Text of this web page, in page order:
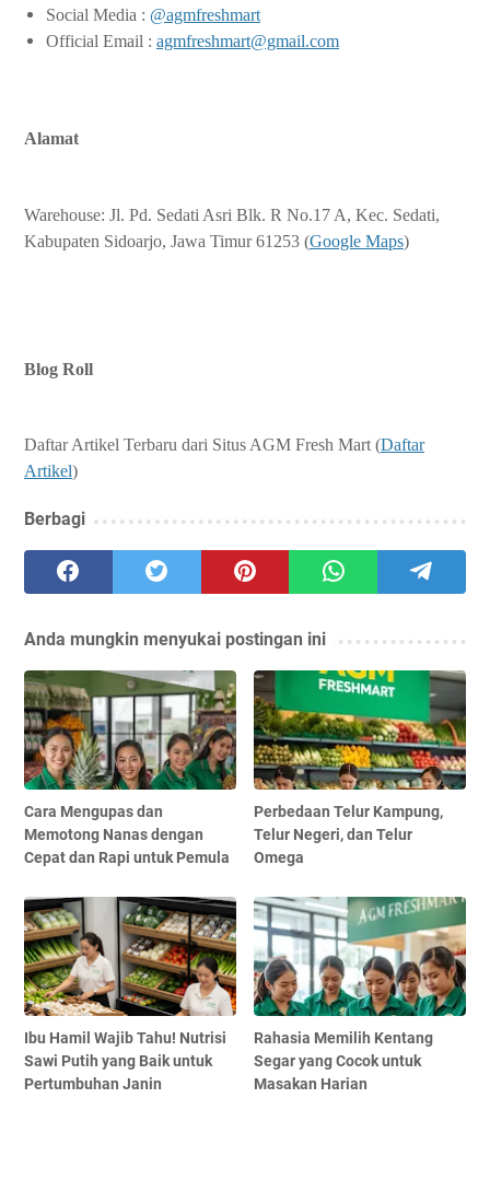
Social Media : @agmfreshmart
Official Email : agmfreshmart@gmail.com
Alamat
Warehouse: Jl. Pd. Sedati Asri Blk. R No.17 A, Kec. Sedati,
Kabupaten Sidoarjo, Jawa Timur 61253 (Google Maps)
Blog Roll
Daftar Artikel Terbaru dari Situs AGM Fresh Mart (Daftar
Artikel)
Berbagi
Anda mungkin menyukai postingan ini
Cara Mengupas dan
Memotong Nanas dengan
Cepat dan Rapi untuk Pemula
Perbedaan Telur Kampung,
Telur Negeri, dan Telur
Omega
Ibu Hamil Wajib Tahu! Nutrisi
Sawi Putih yang Baik untuk
Pertumbuhan Janin
Rahasia Memilih Kentang
Segar yang Cocok untuk
Masakan Harian